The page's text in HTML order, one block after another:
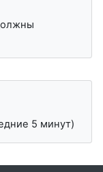
5 минут)